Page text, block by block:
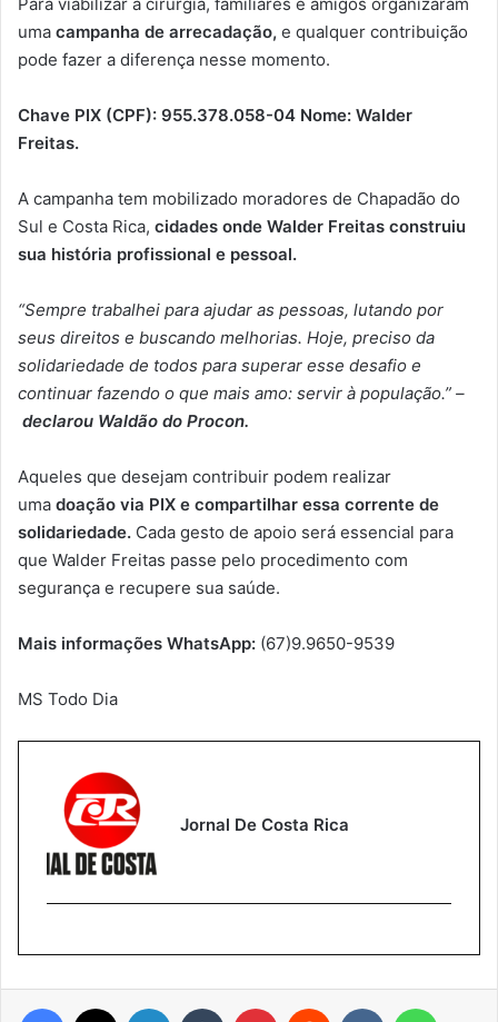
uma campanha de arrecadação, e qualquer contribuição
pode fazer a diferença nesse momento.
Chave PIX (CPF): 955.378.058-04 Nome: Walder
Freitas.
A campanha tem mobilizado moradores de Chapadão do
Sul e Costa Rica, cidades onde Walder Freitas construiu
sua história profissional e pessoal.
“Sempre trabalhei para ajudar as pessoas, lutando por
seus direitos e buscando melhorias. Hoje, preciso da
solidariedade de todos para superar esse desafio e
continuar fazendo o que mais amo: servir à população.” –
declarou Waldão do Procon.
Aqueles que desejam contribuir podem realizar
uma doação via PIX e compartilhar essa corrente de
solidariedade. Cada gesto de apoio será essencial para
que Walder Freitas passe pelo procedimento com
segurança e recupere sua saúde.
Mais informações WhatsApp: (67)9.9650-9539
MS Todo Dia
Jornal De Costa Rica
Facebook Linkedin Tumblr Pinterest Reddit